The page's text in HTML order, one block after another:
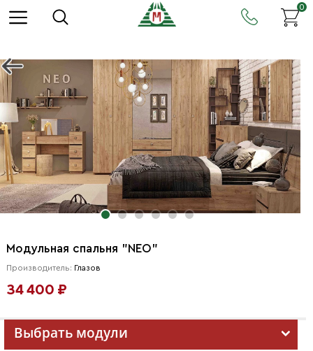
0
Модульная спальня "NEO"
Производитель: Глазов
34 400 ₽
Выбрать модули